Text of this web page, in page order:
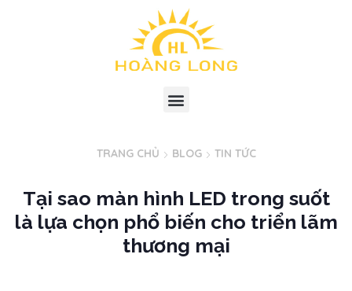
TRANG CHỦ BLOG TIN TỨC
Tại sao màn hình LED trong suốt
là lựa chọn phổ biến cho triển lãm
thương mại